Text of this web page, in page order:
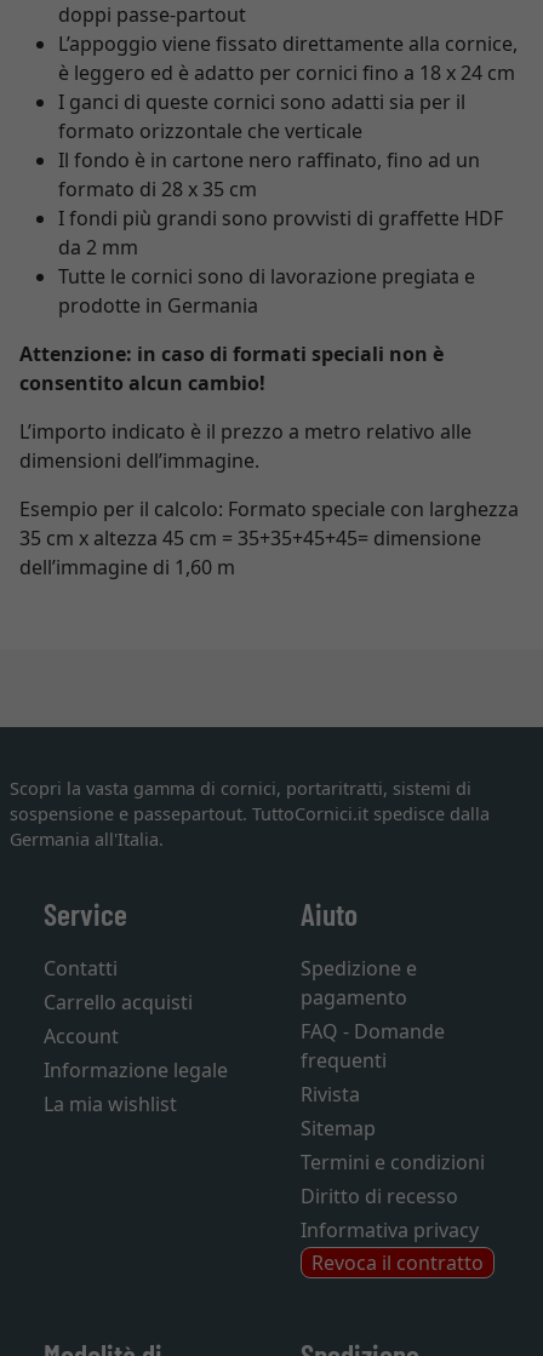
doppi passe-partout
L’appoggio viene fissato direttamente alla cornice,
è leggero ed è adatto per cornici fino a 18 x 24 cm
I ganci di queste cornici sono adatti sia per il
formato orizzontale che verticale
Il fondo è in cartone nero raffinato, fino ad un
formato di 28 x 35 cm
I fondi più grandi sono provvisti di graffette HDF
da 2 mm
Tutte le cornici sono di lavorazione pregiata e
prodotte in Germania
Attenzione: in caso di formati speciali non è
consentito alcun cambio!
L’importo indicato è il prezzo a metro relativo alle
dimensioni dell’immagine.
Esempio per il calcolo: Formato speciale con larghezza
35 cm x altezza 45 cm = 35+35+45+45= dimensione
dell’immagine di 1,60 m
Scopri la vasta gamma di cornici, portaritratti, sistemi di
sospensione e passepartout. TuttoCornici.it spedisce dalla
Germania all'Italia.
Service
Contatti
Carrello acquisti
Account
Informazione legale
La mia wishlist
Aiuto
Spedizione e
pagamento
FAQ - Domande
frequenti
Rivista
Sitemap
Termini e condizioni
Diritto di recesso
Informativa privacy
Revoca il contratto